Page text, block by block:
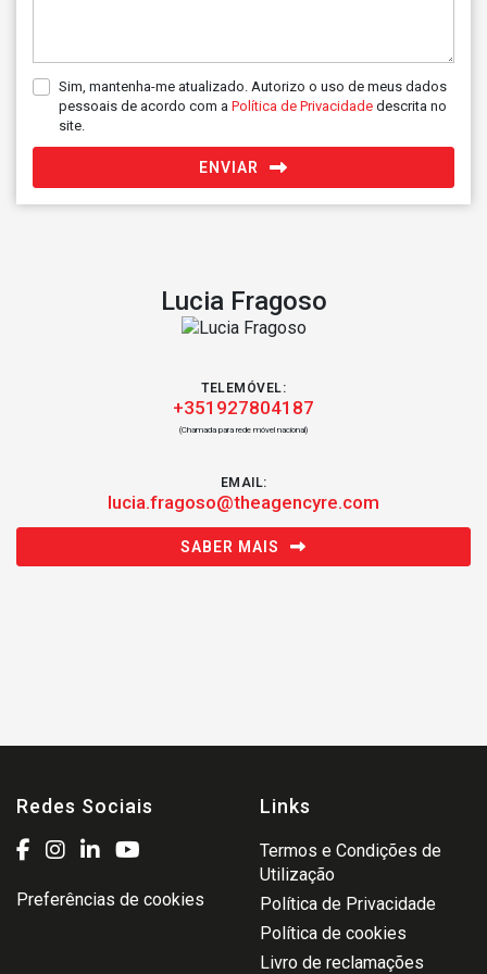
Sim, mantenha-me atualizado. Autorizo o uso de meus dados
pessoais de acordo com a Política de Privacidade descrita no
site.
ENVIAR
Lucia Fragoso
TELEMÓVEL:
+351927804187
(Chamada para rede móvel nacional)
EMAIL:
lucia.fragoso@theagencyre.com
SABER MAIS
Redes Sociais
Preferências de cookies
Links
Termos e Condições de
Utilização
Política de Privacidade
Política de cookies
Livro de reclamações